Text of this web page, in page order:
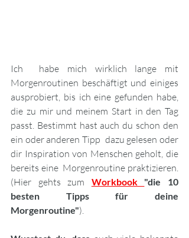
Ich  habe mich wirklich lange mit
Morgenroutinen beschäftigt und einiges
ausprobiert, bis ich eine gefunden habe,
die zu mir und meinem Start in den Tag
passt. Bestimmt hast auch du schon den
ein oder anderen Tipp  dazu gelesen oder
dir Inspiration von Menschen geholt, die
bereits eine  Morgenroutine praktizieren.
(Hier gehts zum
Workbook "die 10
besten Tipps für deine
Morgenroutine").